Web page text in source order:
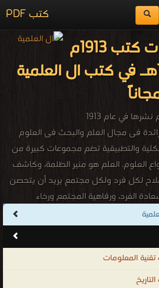
كتب PDF
اصدارات كتب 1913م
- 1331هـ في كتب ال العلمية
في عام 1913
فى مجال العلم والبحث فى العلوم
والتطبيقية تضم مجموعات كبيرة من
العلوم. العلم هو منير الظلمة، وكاشف
لكل فرد ولكل مجتمع يريد أن يتحصن
الفرد، ورفاهية المجتمع ورخاء
حث الله سبحانه وتعالى على طلب العلم
رَّبِّ زِدْنِي عِلْمًا" ما أجمل هذه الآية
والطلب من الله أن يزيد المرء علماً لا مالاً
لأن العِلم هو النبراس الذي تضاء به الظلمات
ترشد إلى ما فيه خير الإنسان في الدنيا